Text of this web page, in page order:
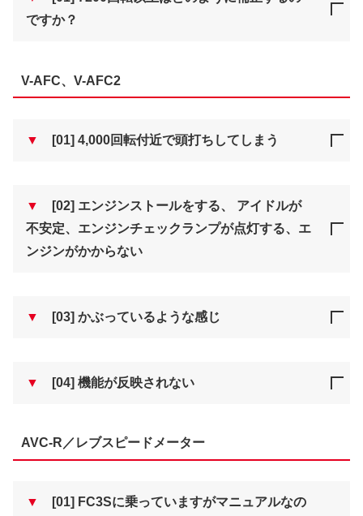
ですか？
V-AFC、V-AFC2
▼ [01] 4,000回転付近で頭打ちしてしまう
▼
[02] エンジンストールをする、 アイドルが
不安定、エンジンチェックランプが点灯する、エ
ンジンがかからない
▼ [03] かぶっているような感じ
▼ [04] 機能が反映されない
AVC-R／レブスピードメーター
▼
[01] FC3Sに乗っていますがマニュアルなの